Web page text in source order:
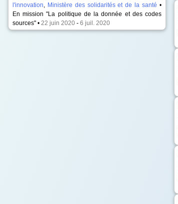
l'innovation, Ministère des solidarités et de la santé •
En mission "La politique de la donnée et des codes
sources" • 22 juin 2020 - 6 juil. 2020